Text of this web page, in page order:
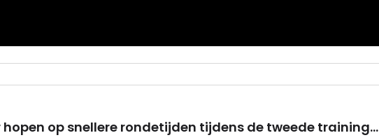
hopen op snellere rondetijden tijdens de tweede training...